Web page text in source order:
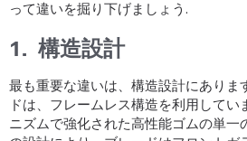
って違いを掘り下げましょう.
1. 構造設計
最も重要な違いは、構造設計にありま
ドは、フレームレス構造を利用してい
ニズムで強化された高性能ゴムの単一